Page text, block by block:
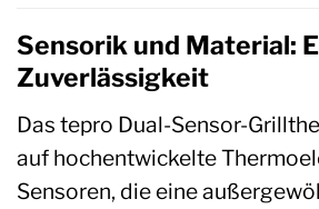
Sensorik und Material:
Zuverlässigkeit
Das tepro Dual-Sensor-
auf hochentwickelte
Sensoren, die eine